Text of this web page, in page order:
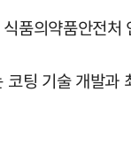
품의약품안전
팅 기술 개발